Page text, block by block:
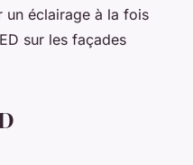
un éclairage à la fois
sur les façades